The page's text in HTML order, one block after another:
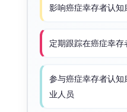
影响癌症幸存者认知
定期跟踪在癌症幸
参与癌症幸存者认
业人员